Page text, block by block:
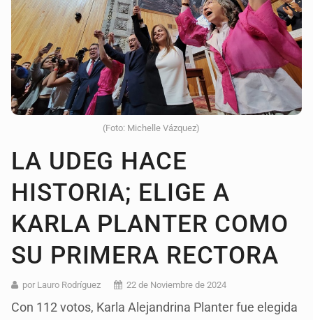
(Foto: Michelle Vázquez)
LA UDEG HACE
HISTORIA; ELIGE A
KARLA PLANTER COMO
SU PRIMERA RECTORA
por Lauro Rodríguez 22 de Noviembre de 2024
Con 112 votos, Karla Alejandrina Planter fue elegida